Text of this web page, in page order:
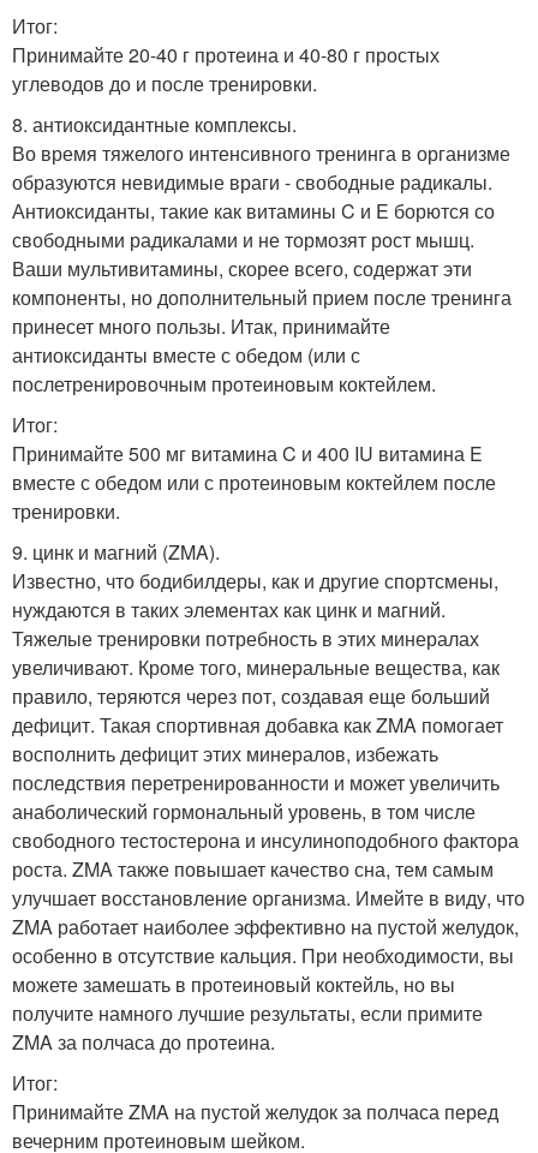
Итог:
Принимайте 20-40 г протеина и 40-80 г простых
углеводов до и после тренировки.
8. антиоксидантные комплексы.
Во время тяжелого интенсивного тренинга в организме
образуются невидимые враги - свободные радикалы.
Антиоксиданты, такие как витамины C и E борются со
свободными радикалами и не тормозят рост мышц.
Ваши мультивитамины, скорее всего, содержат эти
компоненты, но дополнительный прием после тренинга
принесет много пользы. Итак, принимайте
антиоксиданты вместе с обедом (или с
послетренировочным протеиновым коктейлем.
Итог:
Принимайте 500 мг витамина C и 400 IU витамина E
вместе с обедом или с протеиновым коктейлем после
тренировки.
9. цинк и магний (ZMA).
Известно, что бодибилдеры, как и другие спортсмены,
нуждаются в таких элементах как цинк и магний.
Тяжелые тренировки потребность в этих минералах
увеличивают. Кроме того, минеральные вещества, как
правило, теряются через пот, создавая еще больший
дефицит. Такая спортивная добавка как ZMA помогает
восполнить дефицит этих минералов, избежать
последствия перетренированности и может увеличить
анаболический гормональный уровень, в том числе
свободного тестостерона и инсулиноподобного фактора
роста. ZMA также повышает качество сна, тем самым
улучшает восстановление организма. Имейте в виду, что
ZMA работает наиболее эффективно на пустой желудок,
особенно в отсутствие кальция. При необходимости, вы
можете замешать в протеиновый коктейль, но вы
получите намного лучшие результаты, если примите
ZMA за полчаса до протеина.
Итог:
Принимайте ZMA на пустой желудок за полчаса перед
вечерним протеиновым шейком.